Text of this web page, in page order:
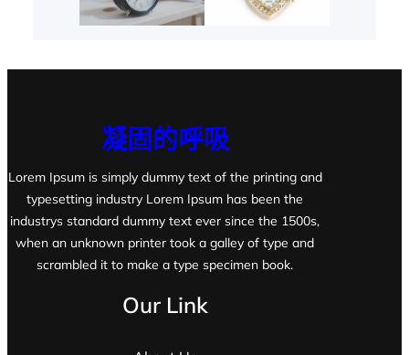
凝固的呼吸
Lorem Ipsum is simply dummy text of the printing and
typesetting industry Lorem Ipsum has been the
industrys standard dummy text ever since the 1500s,
when an unknown printer took a galley of type and
scrambled it to make a type specimen book.
Our Link